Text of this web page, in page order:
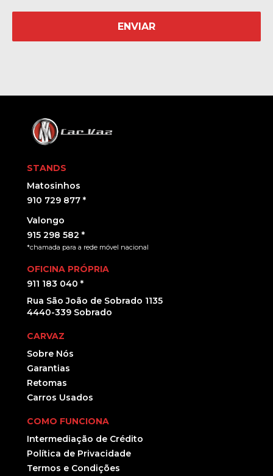
STANDS
Matosinhos
910 729 877 *
Valongo
915 298 582 *
*chamada para a rede móvel nacional
OFICINA PRÓPRIA
911 183 040 *
Rua São João de Sobrado 1135
4440-339 Sobrado
CARVAZ
Sobre Nós
Garantias
Retomas
Carros Usados
COMO FUNCIONA
Intermediação de Crédito
Política de Privacidade
Termos e Condições